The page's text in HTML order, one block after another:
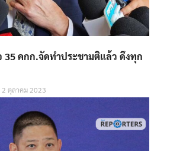
35 คกก.จัดทำประชามติแล้ว ดึงทุก
2 ตุลาคม 2023